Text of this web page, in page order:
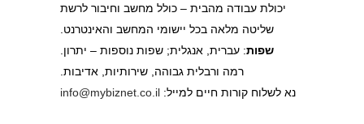
יכולת עבודה מהבית – כולל מחשב וחיבור לרשת
שליטה מלאה בכל יישומי המחשב והאינטרנט.
שפות: עברית, אנגלית; שפות נוספות – יתרון.
רמה ורבלית גבוהה, שירותיות, אדיבות.
נא לשלוח קורות חיים למייל: info@mybiznet.co.il